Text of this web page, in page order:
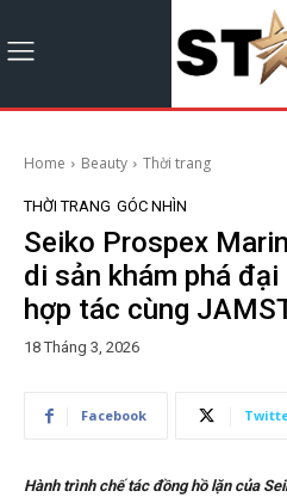
Home Beauty Thời trang
THỜI TRANG GÓC NHÌN
Seiko Prospex
di sản khám phá
hợp tác cùng
18 Tháng 3, 2026
Facebook
Hành trình chế tác đồng hồ lặn của